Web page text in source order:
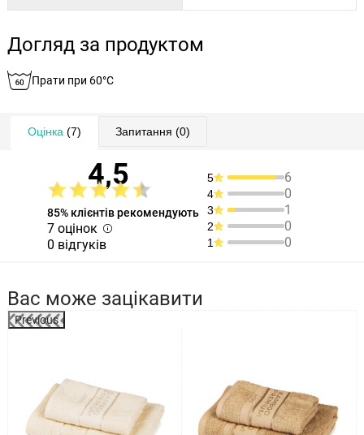
Догляд за продуктом
Прати при 60°C
Оцінка (7) Запитання (0)
4,5
85% клієнтів рекомендують
7 оцінок
0 відгуків
5 6
4 0
3 1
2 0
1 0
Вас може зацікавити
Previous